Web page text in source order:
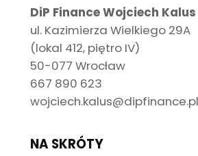
DiP Finance Wojciech Kalus
ul. Kazimierza Wielkiego 29A
(lokal 412, piętro IV)
50-077 Wrocław
667 890 623
wojciech.kalus@dipfinance.pl
NA SKRÓTY